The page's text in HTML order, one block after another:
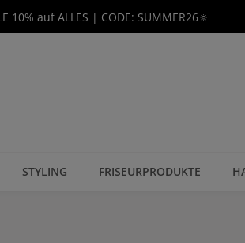
10% auf ALLES | CODE: SUMMER26🔅
STYLING FRISEURPRODUKTE